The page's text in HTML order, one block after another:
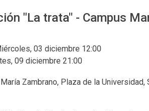
"La trata" - Campus
03 diciembre 12:00
09 diciembre 21:00
Zambrano, Plaza de la Universidad,